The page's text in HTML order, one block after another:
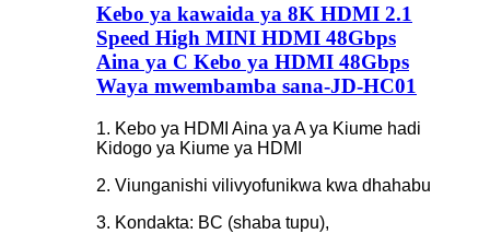
Kebo ya kawaida ya 8K HDMI 2.1
Speed ​​High MINI HDMI 48Gbps
Aina ya C Kebo ya HDMI 48Gbps
Waya mwembamba sana-JD-HC01
1. Kebo ya HDMI Aina ya A ya Kiume hadi
Kidogo ya Kiume ya HDMI
2. Viunganishi vilivyofunikwa kwa dhahabu
3. Kondakta: BC (shaba tupu),